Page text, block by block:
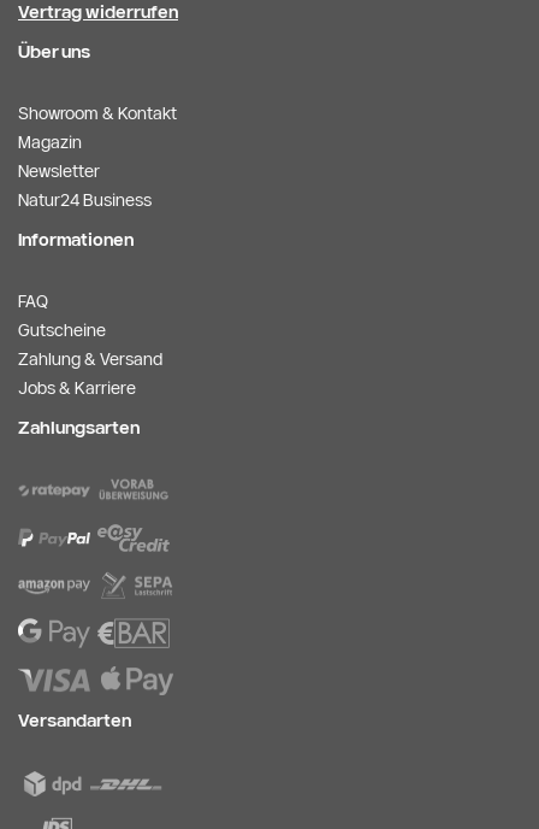
Vertrag widerrufen
Über uns
Showroom & Kontakt
Magazin
Newsletter
Natur24 Business
Informationen
FAQ
Gutscheine
Zahlung & Versand
Jobs & Karriere
Zahlungsarten
Versandarten